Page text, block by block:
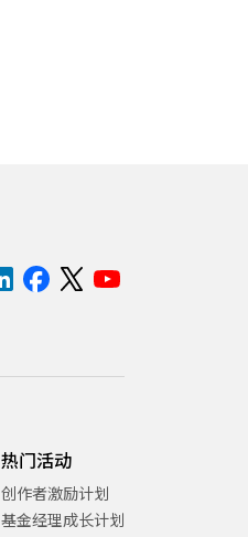
热门活动
创作者激励计划
基金经理成长计划